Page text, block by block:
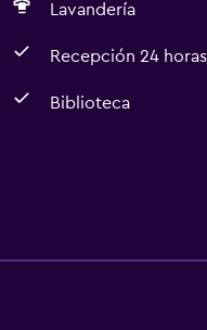
Lavandería
Recepción 24 horas
Biblioteca